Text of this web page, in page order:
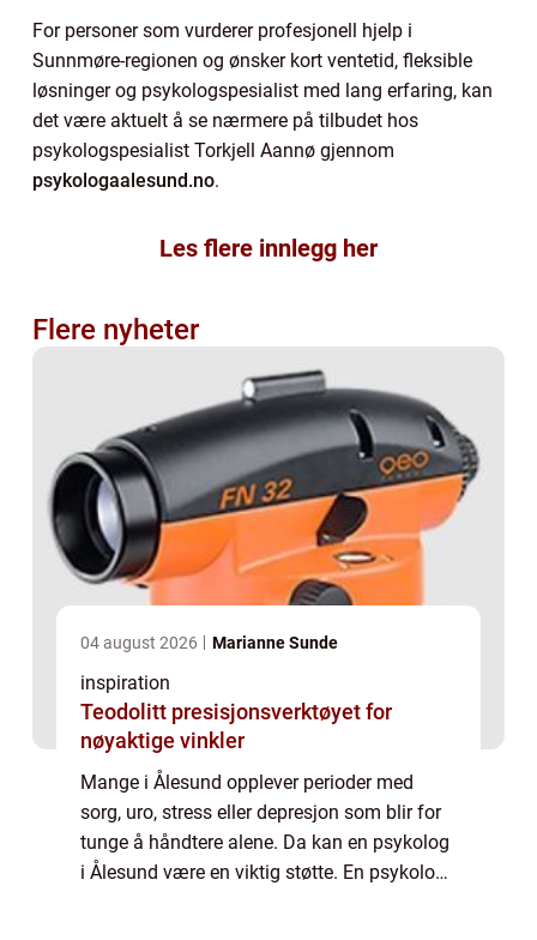
For personer som vurderer profesjonell hjelp i
Sunnmøre-regionen og ønsker kort ventetid, fleksible
løsninger og psykologspesialist med lang erfaring, kan
det være aktuelt å se nærmere på tilbudet hos
psykologspesialist Torkjell Aannø gjennom
psykologaalesund.no.
Les flere innlegg her
Flere nyheter
04 august 2026 Marianne Sunde
inspiration
Teodolitt presisjonsverktøyet for
nøyaktige vinkler
Mange i Ålesund opplever perioder med
sorg, uro, stress eller depresjon som blir for
tunge å håndtere alene. Da kan en psykolog
i Ålesund være en viktig støtte. En psykolog